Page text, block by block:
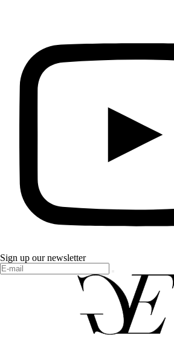
Sign up our newsletter